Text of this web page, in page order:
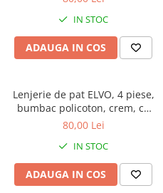
IN STOC
ADAUGA IN COS
Lenjerie de pat ELVO, 4 piese,
bumbac policoton, crem, cu
trandafiri roz
80,00 Lei
IN STOC
ADAUGA IN COS